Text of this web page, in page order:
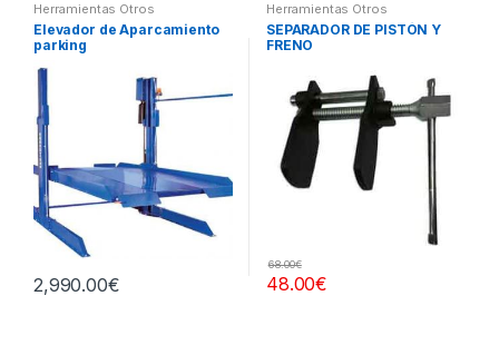
Herramientas Otros
Elevador de Aparcamiento
parking
2,990.00€
Herramientas Otros
SEPARADOR DE PISTÓN Y
FRENO
48.00€
68.00€